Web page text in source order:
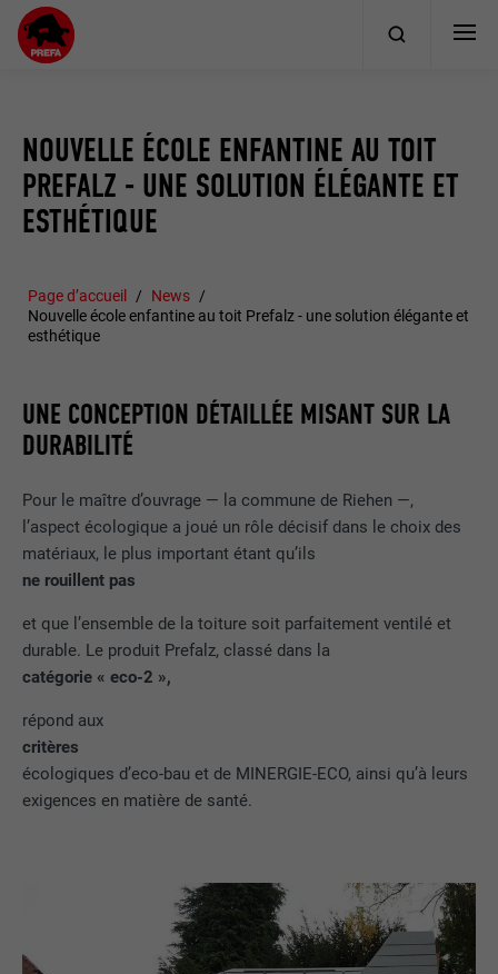
NOUVELLE ÉCOLE ENFANTINE AU TOIT
PREFALZ - UNE SOLUTION ÉLÉGANTE ET
ESTHÉTIQUE
Page d’accueil
News
Nouvelle école enfantine au toit Prefalz - une solution élégante et
esthétique
UNE CONCEPTION DÉTAILLÉE MISANT SUR LA
DURABILITÉ
Pour le maître d’ouvrage — la commune de Riehen —,
l’aspect écologique a joué un rôle décisif dans le choix des
matériaux, le plus important étant qu’ils
ne rouillent pas
et que l’ensemble de la toiture soit parfaitement ventilé et
durable. Le produit Prefalz, classé dans la
catégorie « eco-2 »,
répond aux
critères
écologiques d’eco-bau et de MINERGIE-ECO, ainsi qu’à leurs
exigences en matière de santé.